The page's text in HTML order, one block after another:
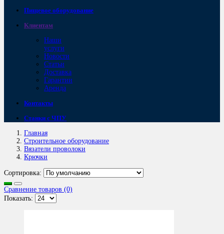
Пищевое оборудование
Клиентам
Наши
услуги
Новости
Статьи
Доставка
Гарантии
Аренда
Контакты
Станки с ЧПУ
Главная
Строительное оборудование
Вязатели проволоки
Крючки
Сортировка:
Сравнение товаров (0)
Показать: